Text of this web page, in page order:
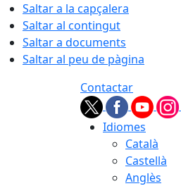
Saltar a la capçalera
Saltar al contingut
Saltar a documents
Saltar al peu de pàgina
Contactar
Idiomes
Català
Castellà
Anglès